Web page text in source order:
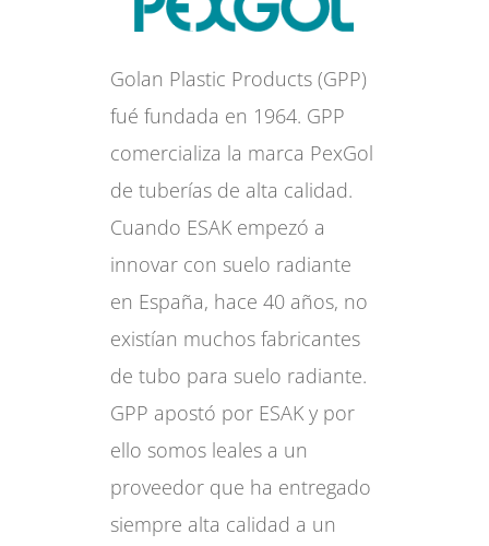
Golan Plastic Products (GPP)
fué fundada en 1964. GPP
comercializa la marca PexGol
de tuberías de alta calidad.
Cuando ESAK empezó a
innovar con suelo radiante
en España, hace 40 años, no
existían muchos fabricantes
de tubo para suelo radiante.
GPP apostó por ESAK y por
ello somos leales a un
proveedor que ha entregado
siempre alta calidad a un